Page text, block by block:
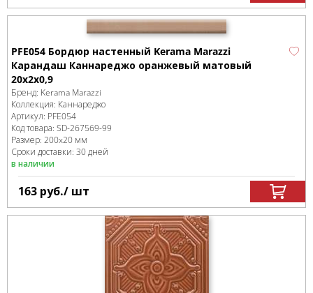
PFE054 Бордюр настенный Kerama Marazzi
Карандаш Каннареджо оранжевый матовый
20x2x0,9
Бренд: Kerama Marazzi
Коллекция: Каннареджо
Артикул: PFE054
Код товара: SD-267569-99
Размер: 200x20 мм
Сроки доставки: 30 дней
в наличии
163 руб./ шт